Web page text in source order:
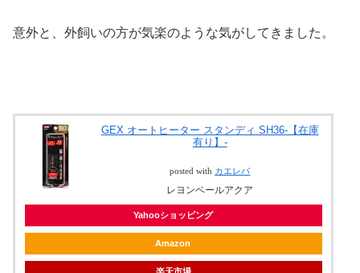
意外と、外飼いの方が気楽のような気がしてきました。
GEX オートヒーター スタンディ SH36-【在庫
有り】-
posted with カエレバ
レヨンベールアクア
Yahooショッピング
Amazon